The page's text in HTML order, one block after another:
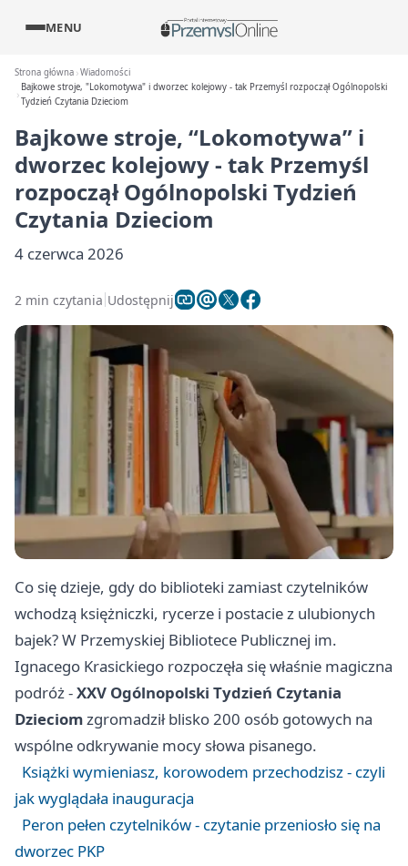
MENU
Strona główna Wiadomości
Bajkowe stroje, "Lokomotywa" i dworzec kolejowy - tak Przemyśl rozpoczął Ogólnopolski
Tydzień Czytania Dzieciom
Bajkowe stroje, “Lokomotywa” i
dworzec kolejowy - tak Przemyśl
rozpoczął Ogólnopolski Tydzień
Czytania Dzieciom
4 czerwca 2026
2 min czytania Udostępnij
Co się dzieje, gdy do biblioteki zamiast czytelników
wchodzą księżniczki, rycerze i postacie z ulubionych
bajek? W Przemyskiej Bibliotece Publicznej im.
Ignacego Krasickiego rozpoczęła się właśnie magiczna
podróż -XXV Ogólnopolski Tydzień Czytania
Dzieciomzgromadził blisko 200 osób gotowych na
wspólne odkrywanie mocy słowa pisanego.
Książki wymieniasz, korowodem przechodzisz - czyli
jak wyglądała inauguracja
Peron pełen czytelników - czytanie przeniosło się na
dworzec PKP